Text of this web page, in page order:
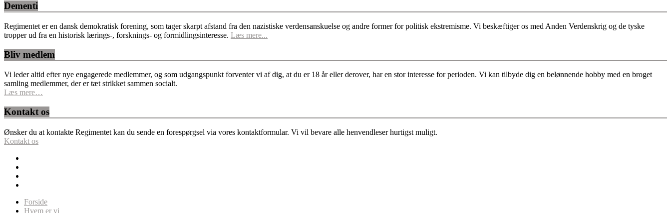
Dementi
Regimentet er en dansk demokratisk forening, som tager skarpt afstand fra den nazistiske verdensanskuelse og andre former for politisk ekstremisme. Vi beskæftiger os med Anden Verdenskrig og de tyske
tropper ud fra en historisk lærings-, forsknings- og formidlingsinteresse. Læs mere...
Bliv medlem
Vi leder altid efter nye engagerede medlemmer, og som udgangspunkt forventer vi af dig, at du er 18 år eller derover, har en stor interesse for perioden. Vi kan tilbyde dig en belønnende hobby med en broget
samling medlemmer, der er tæt strikket sammen socialt.
Læs mere…
Kontakt os
Ønsker du at kontakte Regimentet kan du sende en forespørgsel via vores kontaktformular. Vi vil bevare alle henvendleser hurtigst muligt.
Kontakt os
Forside
Hvem er vi